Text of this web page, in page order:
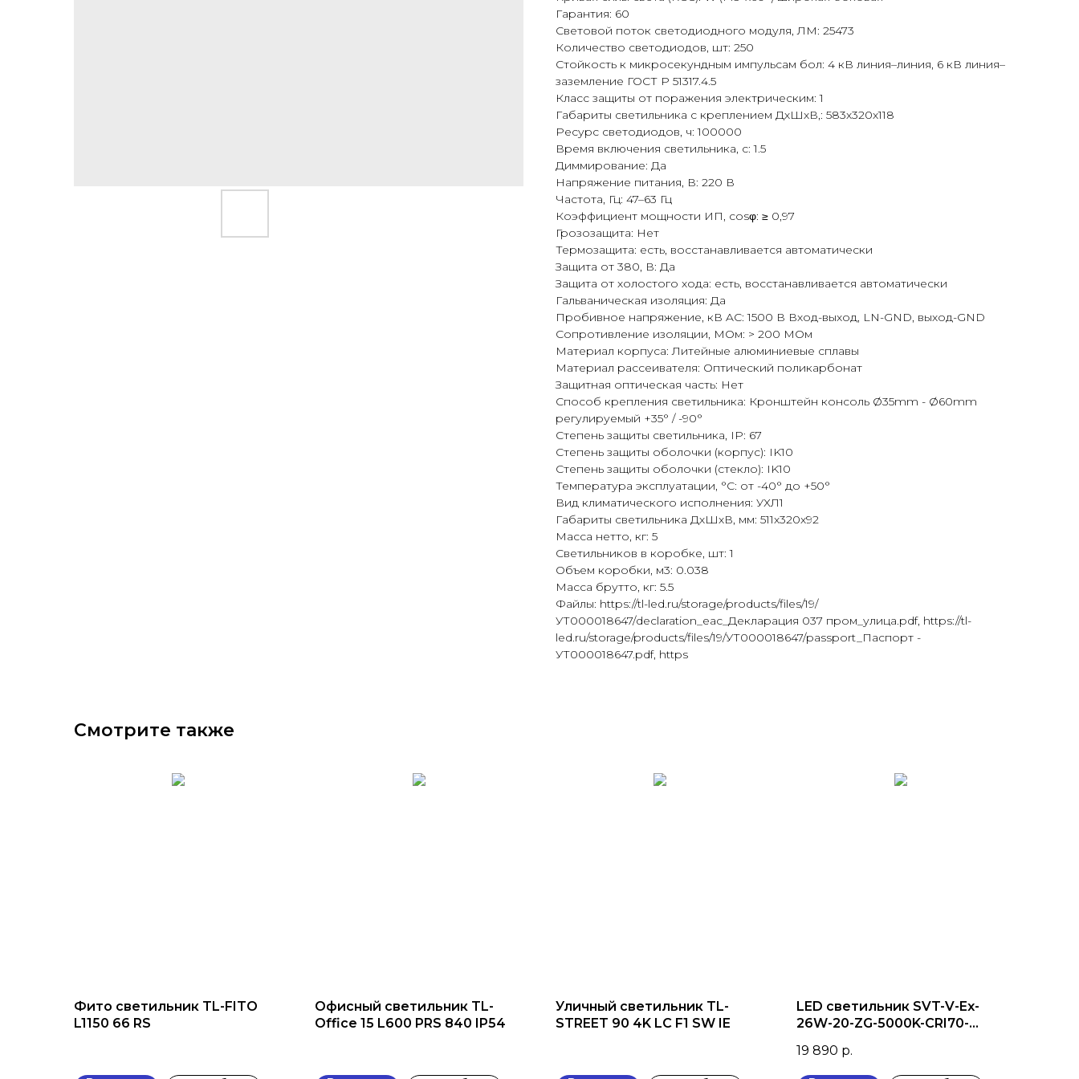
Гарантия: 60
Световой поток светодиодного модуля, ЛМ: 25473
Количество светодиодов, шт: 250
Стойкость к микросекундным импульсам бол: 4 кВ линия–линия, 6 кВ линия–
заземление ГОСТ Р 51317.4.5
Класс защиты от поражения электрическим: 1
Габариты светильника с креплением ДхШхВ,: 583х320х118
Ресурс светодиодов, ч: 100000
Время включения светильника, с: 1.5
Диммирование: Да
Напряжение питания, В: 220 В
Частота, Гц: 47–63 Гц
Коэффициент мощности ИП, cosφ: ≥ 0,97
Грозозащита: Нет
Термозащита: есть, восстанавливается автоматически
Защита от 380, В: Да
Защита от холостого хода: есть, восстанавливается автоматически
Гальваническая изоляция: Да
Пробивное напряжение, кВ AC: 1500 В Вход-выход, LN-GND, выход-GND
Сопротивление изоляции, МОм: > 200 МОм
Материал корпуса: Литейные алюминиевые сплавы
Материал рассеивателя: Оптический поликарбонат
Защитная оптическая часть: Нет
Способ крепления светильника: Кронштейн консоль Ø35mm - Ø60mm
регулируемый +35° / -90°
Степень защиты светильника, IP: 67
Степень защиты оболочки (корпус): IK10
Степень защиты оболочки (стекло): IK10
Температура эксплуатации, °C: от -40° до +50°
Вид климатического исполнения: УХЛ1
Габариты светильника ДхШхВ, мм: 511х320х92
Масса нетто, кг: 5
Светильников в коробке, шт: 1
Объем коробки, м3: 0.038
Масса брутто, кг: 5.5
Файлы: https://tl-led.ru/storage/products/files/19/
УТ000018647/declaration_eac_Декларация 037 пром_улица.pdf, https://tl-
led.ru/storage/products/files/19/УТ000018647/passport_Паспорт -
УТ000018647.pdf, https
Смотрите также
Фито светильник TL-FITO
L1150 66 RS
Офисный светильник TL-
Office 15 L600 PRS 840 IP54
Уличный светильник TL-
STREET 90 4K LC F1 SW IE
LED светильник SVT-V-Ex-
26W-20-ZG-5000K-CRI70-
19 890 р.